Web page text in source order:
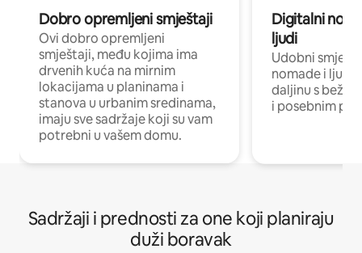
Dobro opremljeni smještaji
Ovi dobro opremljeni
smještaji, među kojima ima
drvenih kuća na mirnim
lokacijama u planinama i
stanova u urbanim sredinama,
imaju sve sadržaje koji su vam
potrebni u vašem domu.
Digitalni
ljudi
Udobni
nomade i ljude
daljinu s
i posebnim
Sadržaji i prednosti za one koji planiraju
duži boravak